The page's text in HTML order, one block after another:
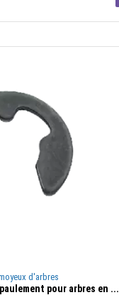
d'arbres
pour arbres en ...